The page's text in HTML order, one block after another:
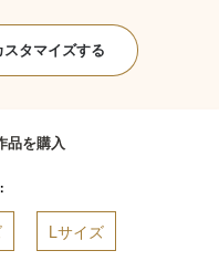
タマイズする
品を購入
Lサイズ